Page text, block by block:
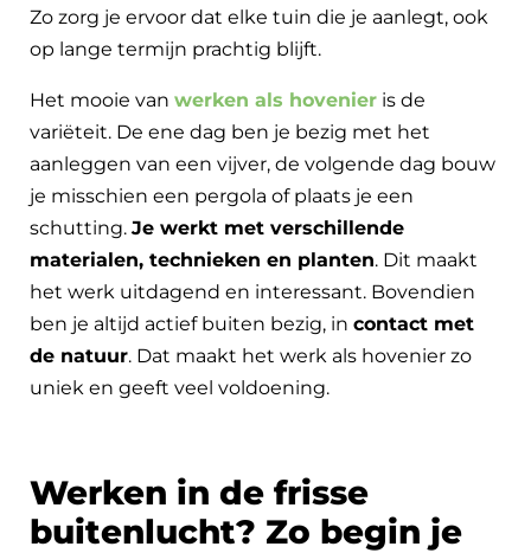
Zo zorg je ervoor dat elke tuin die je aanlegt, ook
op lange termijn prachtig blijft.
Het mooie van werken als hovenier is de
variëteit. De ene dag ben je bezig met het
aanleggen van een vijver, de volgende dag bouw
je misschien een pergola of plaats je een
schutting. Je werkt met verschillende
materialen, technieken en planten. Dit maakt
het werk uitdagend en interessant. Bovendien
ben je altijd actief buiten bezig, in contact met
de natuur. Dat maakt het werk als hovenier zo
uniek en geeft veel voldoening.
Werken in de frisse
buitenlucht? Zo begin je